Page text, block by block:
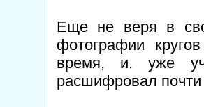
Еще не веря в
фотографии
время, и. уже
расшифровал